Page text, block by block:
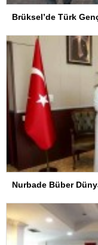
Brüksel’de Türk
Nurbade Büber